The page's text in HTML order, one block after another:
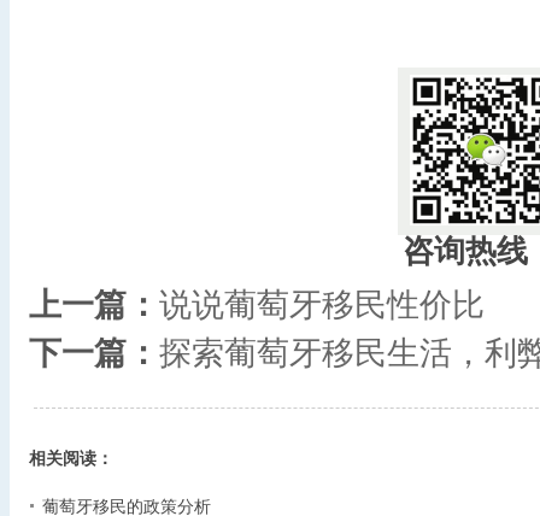
咨询热线
上一篇： 说说葡萄牙移民性价比
下一篇： 探索葡萄牙移民生活，利
相关阅读：
葡萄牙移民的政策分析